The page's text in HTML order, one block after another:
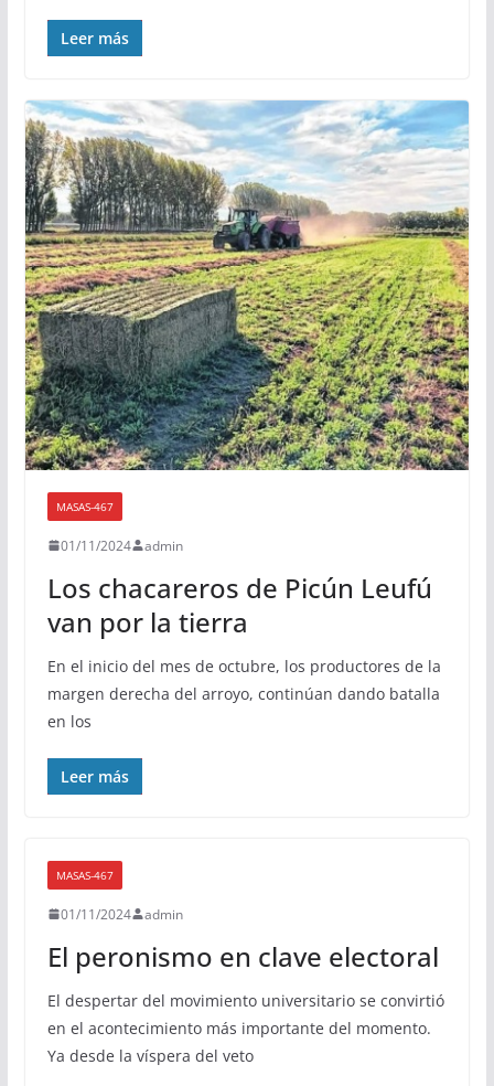
Leer más
MASAS-467
01/11/2024 admin
Los chacareros de Picún Leufú
van por la tierra
En el inicio del mes de octubre, los productores de la
margen derecha del arroyo, continúan dando batalla
en los
Leer más
MASAS-467
01/11/2024 admin
El peronismo en clave electoral
El despertar del movimiento universitario se convirtió
en el acontecimiento más importante del momento.
Ya desde la víspera del veto